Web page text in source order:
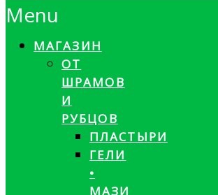
Menu
МАГАЗИН
ОТ
ШРАМОВ
И
РУБЦОВ
ПЛАСТЫРИ
ГЕЛИ
•
МАЗИ